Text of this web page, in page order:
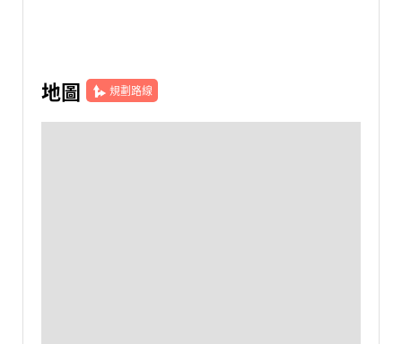
地圖 規劃路線